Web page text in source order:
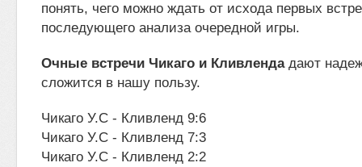
понять, чего можно ждать от исхода первых
последующего анализа очередной игры.
Очные встречи Чикаго и Кливлендадают
сложится в нашу пользу.
Чикаго У.С - Кливленд 9:6
Чикаго У.С - Кливленд 7:3
Чикаго У.С - Кливленд 2:2